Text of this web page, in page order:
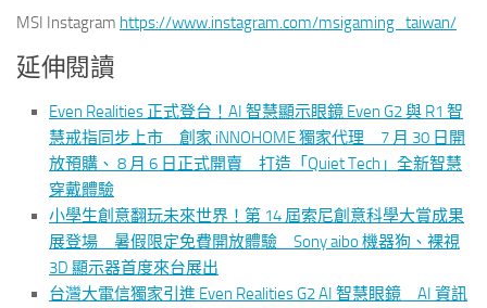
MSI Instagram https://www.instagram.com/msigaming_taiwan/
延伸閱讀
Even Realities 正式登台！AI 智慧顯示眼鏡 Even G2 與 R1 智
慧戒指同步上市 創家 iNNOHOME 獨家代理 7 月 30 日開
放預購、 8 月 6 日正式開賣 打造「Quiet Tech」全新智慧
穿戴體驗
小學生創意翻玩未來世界！第 14 屆索尼創意科學大賞成果
展登場 暑假限定免費開放體驗 Sony aibo 機器狗、裸視
3D 顯示器首度來台展出
台灣大電信獨家引進 Even Realities G2 AI 智慧眼鏡 AI 資訊